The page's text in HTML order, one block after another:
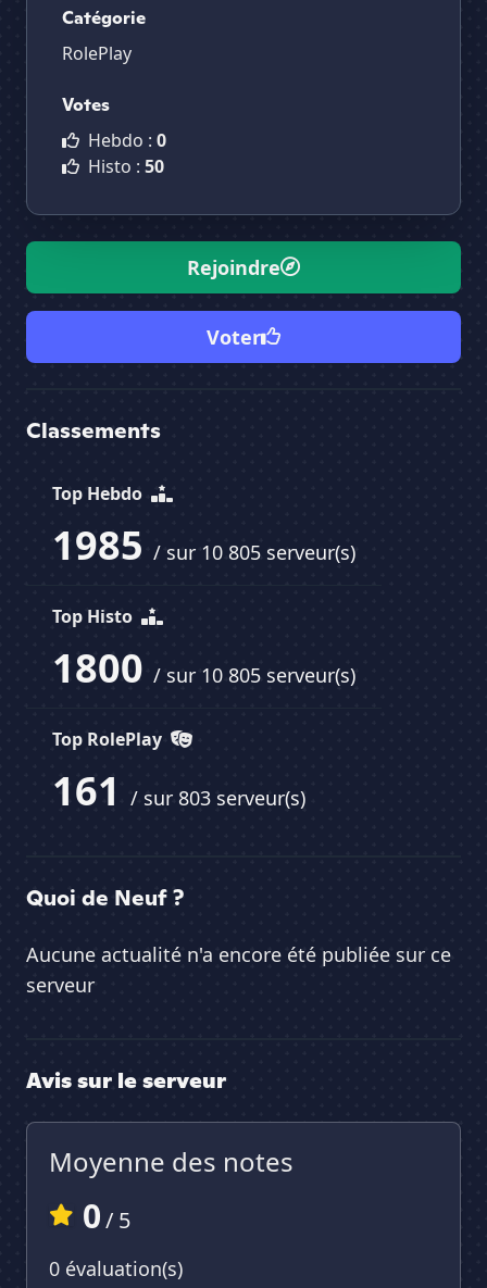
Catégorie
RolePlay
Votes
Hebdo : 0
Histo : 50
Rejoindre
Voter
Classements
Top Hebdo
1985 / sur 10 805 serveur(s)
Top Histo
1800 / sur 10 805 serveur(s)
Top RolePlay
161 / sur 803 serveur(s)
Quoi de Neuf ?
Aucune actualité n'a encore été publiée sur ce
serveur
Avis sur le serveur
Moyenne des notes
0/ 5
0 évaluation(s)